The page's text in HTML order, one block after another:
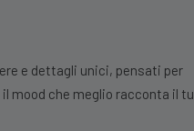
e dettagli unici, pensati per
mood che meglio racconta il